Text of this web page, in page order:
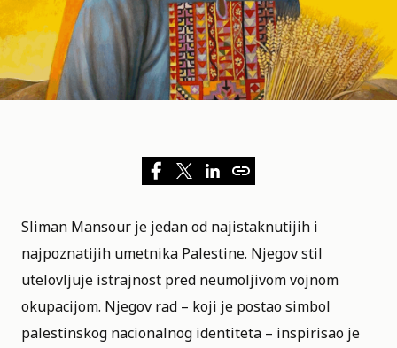
Sliman Mansour je jedan od najistaknutijih i
najpoznatijih umetnika Palestine. Njegov stil
utelovljuje istrajnost pred neumoljivom vojnom
okupacijom. Njegov rad – koji je postao simbol
palestinskog nacionalnog identiteta – inspirisao je